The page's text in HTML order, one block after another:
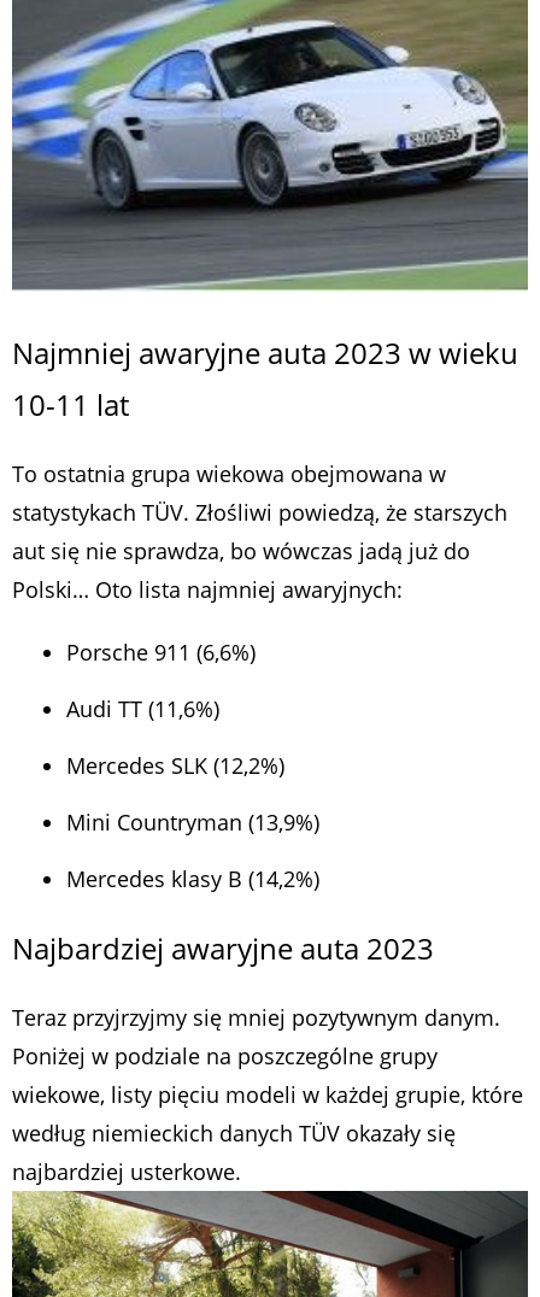
Najmniej awaryjne auta 2023 w wieku
10-11 lat
To ostatnia grupa wiekowa obejmowana w
statystykach TÜV. Złośliwi powiedzą, że starszych
aut się nie sprawdza, bo wówczas jadą już do
Polski… Oto lista najmniej awaryjnych:
Porsche 911 (6,6%)
Audi TT (11,6%)
Mercedes SLK (12,2%)
Mini Countryman (13,9%)
Mercedes klasy B (14,2%)
Najbardziej awaryjne auta 2023
Teraz przyjrzyjmy się mniej pozytywnym danym.
Poniżej w podziale na poszczególne grupy
wiekowe, listy pięciu modeli w każdej grupie, które
według niemieckich danych TÜV okazały się
najbardziej usterkowe.